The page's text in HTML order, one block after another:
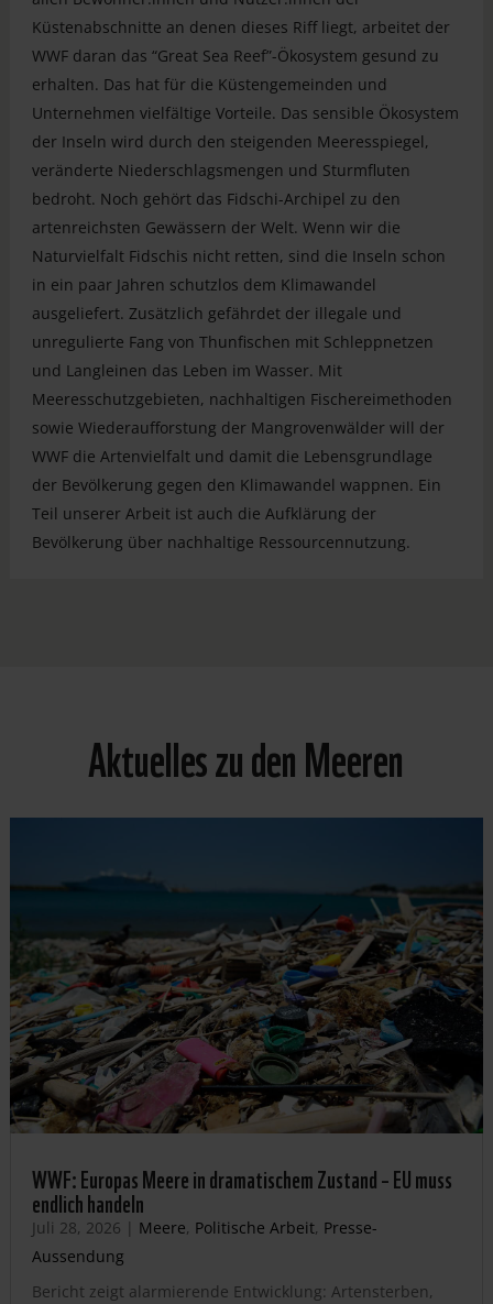
Küstenabschnitte an denen dieses Riff liegt, arbeitet der
WWF daran das “Great Sea Reef”-Ökosystem gesund zu
erhalten. Das hat für die Küstengemeinden und
Unternehmen vielfältige Vorteile. Das sensible Ökosystem
der Inseln wird durch den steigenden Meeresspiegel,
veränderte Niederschlagsmengen und Sturmfluten
bedroht. Noch gehört das Fidschi-Archipel zu den
artenreichsten Gewässern der Welt. Wenn wir die
Naturvielfalt Fidschis nicht retten, sind die Inseln schon
in ein paar Jahren schutzlos dem Klimawandel
ausgeliefert. Zusätzlich gefährdet der illegale und
unregulierte Fang von Thunfischen mit Schleppnetzen
und Langleinen das Leben im Wasser. Mit
Meeresschutzgebieten, nachhaltigen Fischereimethoden
sowie Wiederaufforstung der Mangrovenwälder will der
WWF die Artenvielfalt und damit die Lebensgrundlage
der Bevölkerung gegen den Klimawandel wappnen. Ein
Teil unserer Arbeit ist auch die Aufklärung der
Bevölkerung über nachhaltige Ressourcennutzung.
Aktuelles zu den Meeren
WWF: Europas Meere in dramatischem Zustand – EU muss
endlich handeln
Juli 28, 2026 | Meere, Politische Arbeit, Presse-
Aussendung
Bericht zeigt alarmierende Entwicklung: Artensterben,